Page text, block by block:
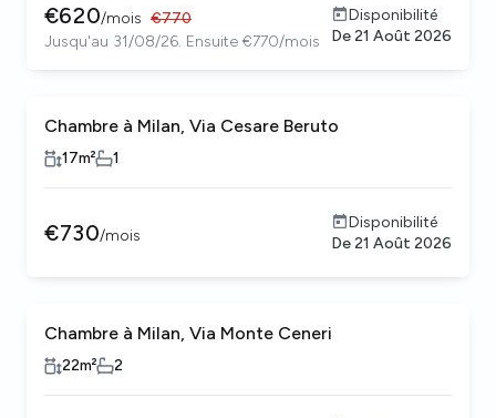
€620/mois €770
Jusqu'au 31/08/26. Ensuite €770/mois
Disponibilité
De21 Août 2026
Chambre à Milan, Via Cesare Beruto
17m² 1
€730/mois
Disponibilité
De21 Août 2026
Chambre à Milan, Via Monte Ceneri
22m² 2